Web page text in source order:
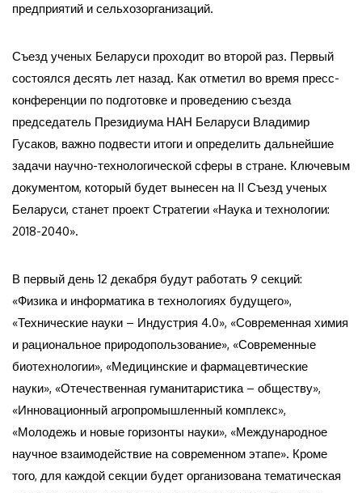
предприятий и сельхозорганизаций.
Съезд ученых Беларуси проходит во второй раз. Первый
состоялся десять лет назад. Как отметил во время пресс-
конференции по подготовке и проведению съезда
председатель Президиума НАН Беларуси Владимир
Гусаков, важно подвести итоги и определить дальнейшие
задачи научно-технологической сферы в стране. Ключевым
документом, который будет вынесен на II Съезд ученых
Беларуси, станет проект Стратегии «Наука и технологии:
2018-2040».
В первый день 12 декабря будут работать 9 секций:
«Физика и информатика в технологиях будущего»,
«Технические науки – Индустрия 4.0», «Современная химия
и рациональное природопользование», «Современные
биотехнологии», «Медицинские и фармацевтические
науки», «Отечественная гуманитаристика – обществу»,
«Инновационный агропромышленный комплекс»,
«Молодежь и новые горизонты науки», «Международное
научное взаимодействие на современном этапе». Кроме
того, для каждой секции будет организована тематическая